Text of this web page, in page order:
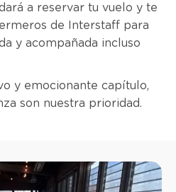
a reservar tu vuelo y te
de Interstaff para
y acompañada incluso
y emocionante capítulo,
son nuestra prioridad.